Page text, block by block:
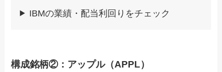
IBMの業績・配当利回りをチェック
構成銘柄②：アップル（APPL）